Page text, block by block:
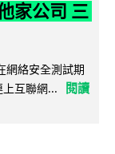
家公司 三
絡安全測試期
互聯網...
閱讀